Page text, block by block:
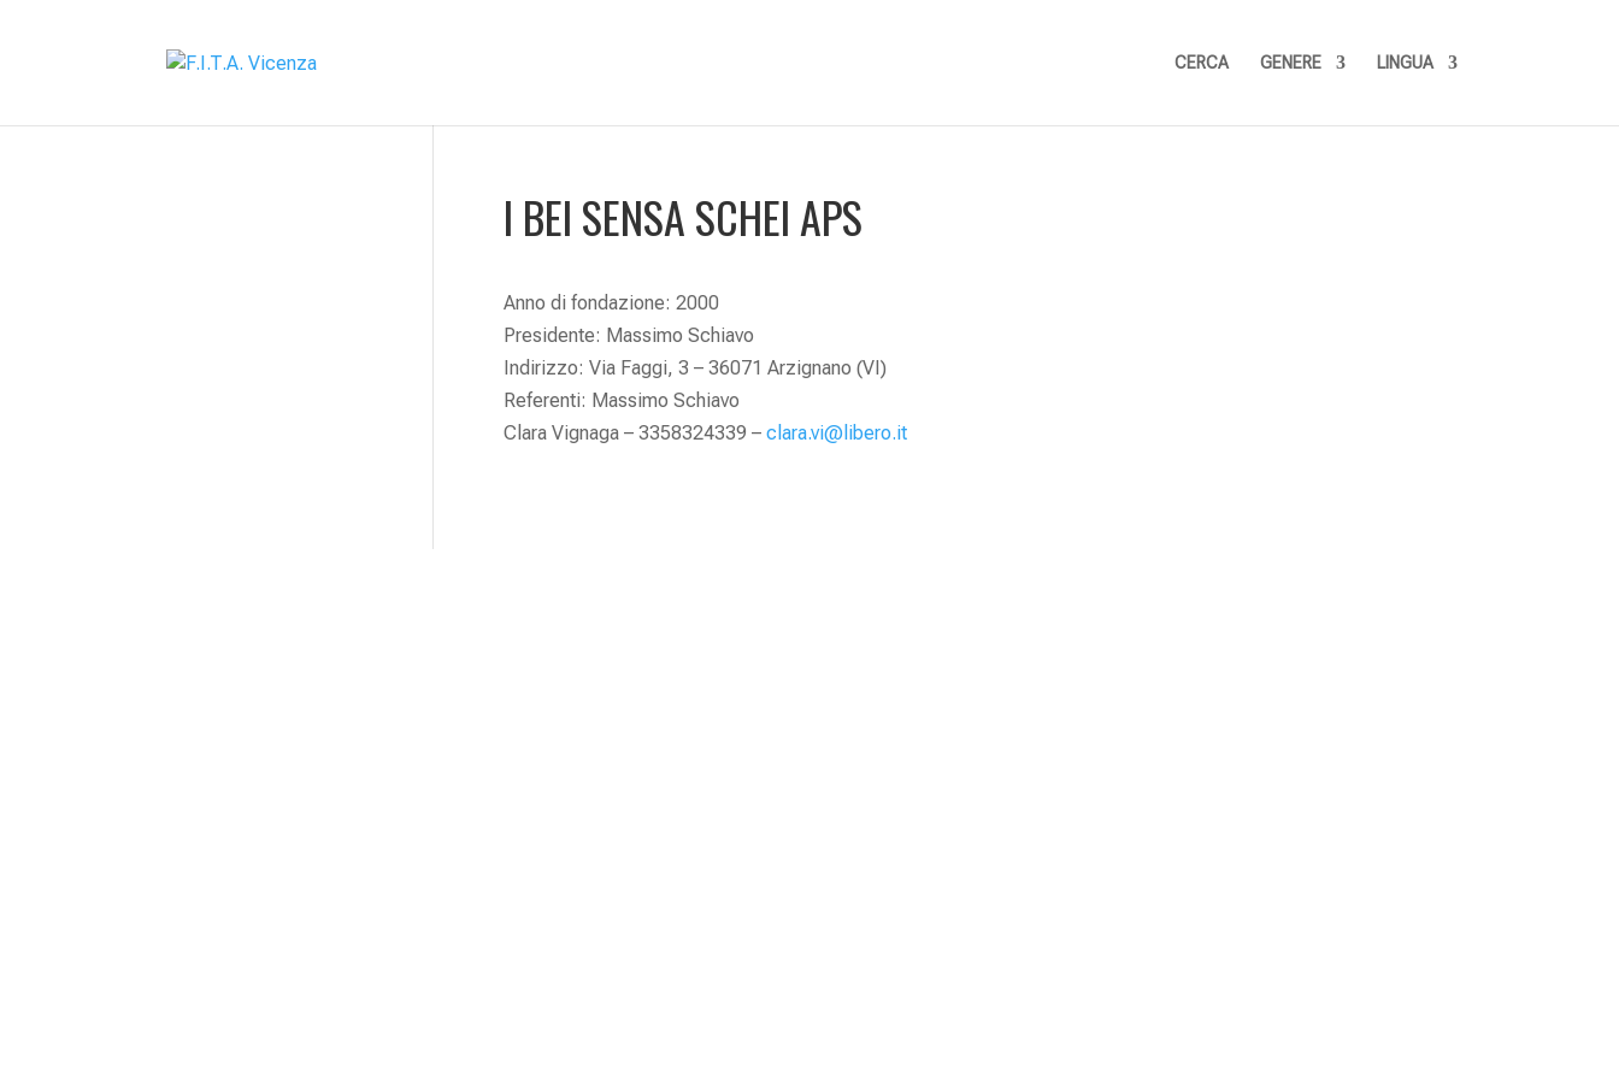
CERCA GENERE LINGUA
I BEI SENSA SCHEI APS
Anno di fondazione: 2000
Presidente: Massimo Schiavo
Indirizzo: Via Faggi, 3 – 36071 Arzignano (VI)
Referenti: Massimo Schiavo
Clara Vignaga – 3358324339 – clara.vi@libero.it